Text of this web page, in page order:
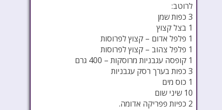
לרוטב:
3 כפות שמן
1 בצל קצוץ
1 פלפל אדום – קצוץ לפרוסות
1 פלפל צהוב – קצוץ לפרוסות
1 קופסה עגבניות מרוסקות – 400 גרם
3 כפות בערך רסק עגבניות
1 כוס מים
10 שיני שום
2 כפיות פפריקה אדומה.